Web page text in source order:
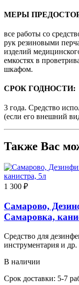
МЕРЫ
все работы со
рук резиновыми
изделий
емкостях в
шкафом.
СРОК ГОДНОСТИ:
3 года. Средство
(если его внешний
Также Вас
1 300 ₽
Самарово,
Самаровка,
Средство для
инструментария и др.
В наличии
Срок доставки: 5-7